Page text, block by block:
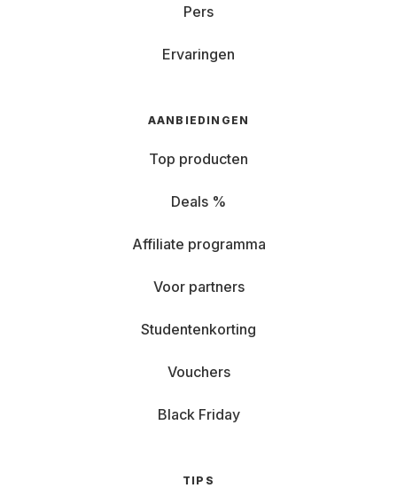
Pers
Ervaringen
AANBIEDINGEN
Top producten
Deals %
Affiliate programma
Voor partners
Studentenkorting
Vouchers
Black Friday
TIPS